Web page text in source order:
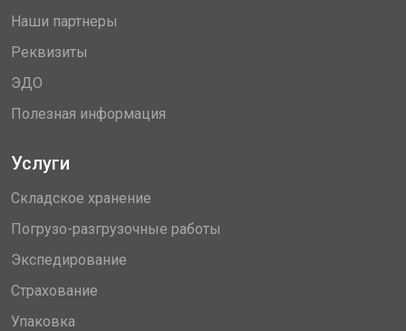
Наши партнеры
Реквизиты
ЭДО
Полезная информация
Услуги
Складское хранение
Погрузо-разгрузочные работы
Экспедирование
Страхование
Упаковка